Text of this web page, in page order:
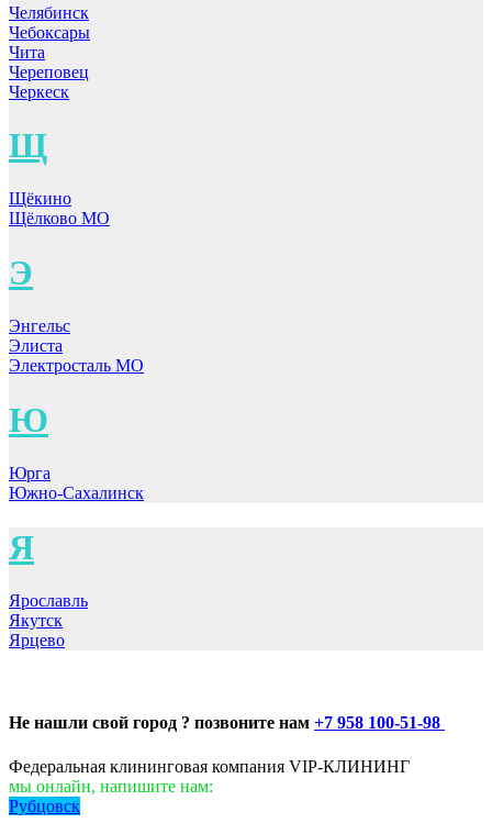
Челябинск
Чебоксары
Чита
Череповец
Черкеск
Щ
Щёкино
Щёлково МО
Э
Энгельс
Элиста
Электросталь МО
Ю
Юрга
Южно-Сахалинск
Я
Ярославль
Якутск
Ярцево
Не нашли свой город ? позвоните нам +7 958 100-51-98
Федеральная клининговая компания VIP-КЛИНИНГ
мы онлайн, напишите нам:
Рубцовск